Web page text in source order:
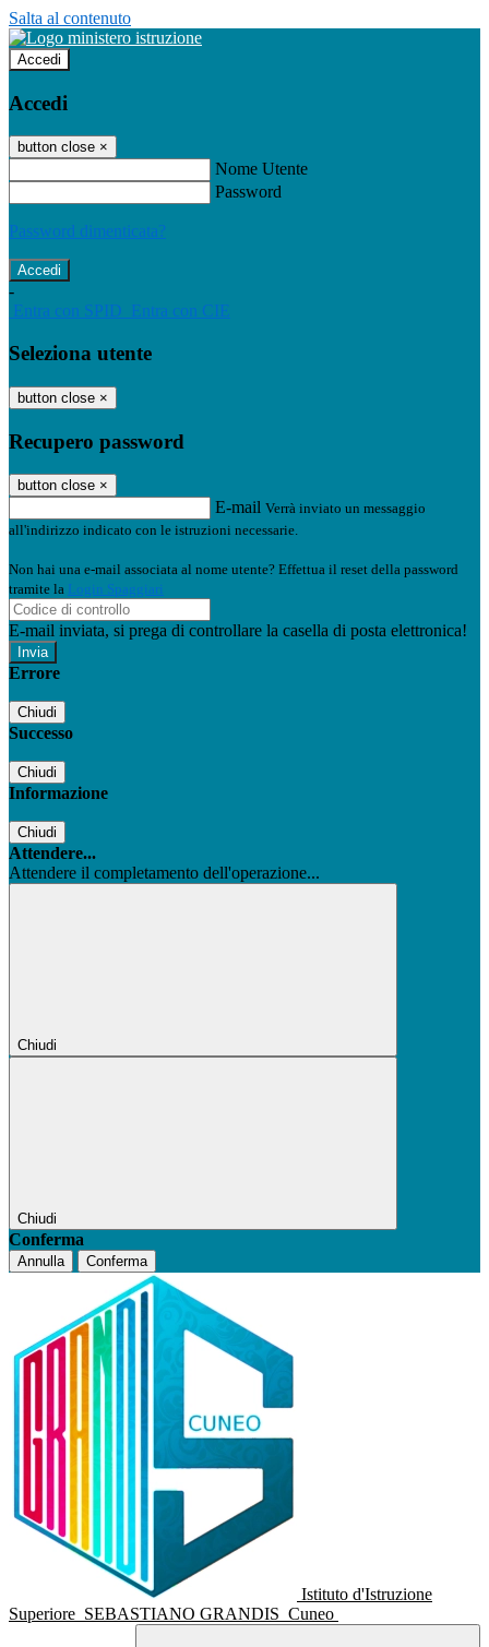
Salta al contenuto
Accedi
Accedi
button close ×
Nome Utente
Password
Password dimenticata?
-
Entra con SPID Entra con CIE
Seleziona utente
button close ×
Recupero password
button close ×
E-mail Verrà inviato un messaggio
all'indirizzo indicato con le istruzioni necessarie.
Non hai una e-mail associata al nome utente? Effettua il reset della password
tramite la Login Spaggiari
E-mail inviata, si prega di controllare la casella di posta elettronica!
Errore
Chiudi
Successo
Chiudi
Informazione
Chiudi
Attendere...
Attendere il completamento dell'operazione...
Chiudi
Chiudi
Conferma
Annulla Conferma
Istituto d'Istruzione
Superiore SEBASTIANO GRANDIS Cuneo